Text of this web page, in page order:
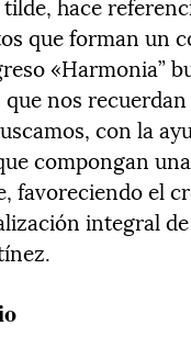
que forman un
«Harmonia”
nos
con la
compongan
favoreciendo el
integral